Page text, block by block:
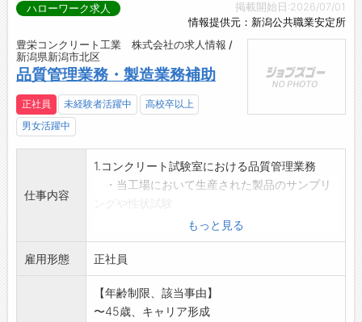
掲載開始日:2026/07/01
情報提供元：新潟公共職業安定所
ハローワーク求人
豊栄コンクリート工業 株式会社の求人情報 /
新潟県新潟市北区
品質管理業務・製造業務補助
正社員 未経験者活躍中
高校卒以上
男女活躍中
仕事内容
1.コンクリート試験室における品質管理業務
・当工場において生産された製品のサンプリ
・供試体の圧縮試験
・原材料の受入れ検査等
2.上記の試験データをシステムにて管理し、試
験表等の帳票を作
成
*男女問わず未経験者大歓迎です。
もっと見る
雇用形態 正社員
【年齢制限、該当事由】
〜45歳、キャリア形成